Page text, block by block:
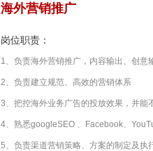
海外营销推广
岗位职责：
1、负责海外营销推广，内容输出、创意
2、负责建立规范、高效的营销体系
3、把控海外业务广告的投放效果，并能
4、熟悉googleSEO 、Facebook、
5、负责渠道营销策略、方案的制定及执